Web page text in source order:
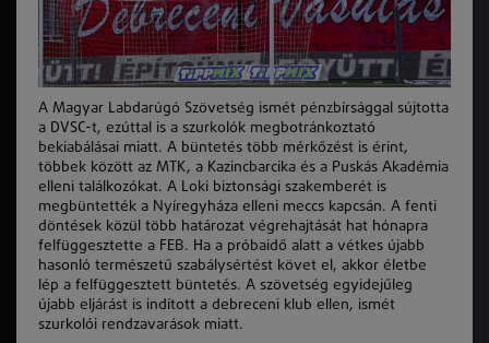
A Magyar Labdarúgó Szövetség ismét pénzbírsággal sújtotta
a DVSC-t, ezúttal is a szurkolók megbotránkoztató
bekiabálásai miatt. A büntetés több mérkőzést is érint,
többek között az MTK, a Kazincbarcika és a Puskás Akadémia
elleni találkozókat. A Loki biztonsági szakemberét is
megbüntették a Nyíregyháza elleni meccs kapcsán. A fenti
döntések közül több határozat végrehajtását hat hónapra
felfüggesztette a FEB. Ha a próbaidő alatt a vétkes újabb
hasonló természetű szabálysértést követ el, akkor életbe
lép a felfüggesztett büntetés. A szövetség egyidejűleg
újabb eljárást is indított a debreceni klub ellen, ismét
szurkolói rendzavarások miatt.